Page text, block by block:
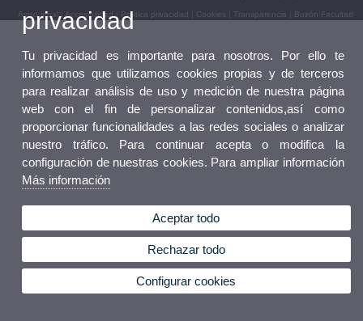
Aviso legal Accesibilidad Política privacidad Cookies Transparencia Buzón Facultad
privacidad
Tu privacidad es importante para nosotros. Por ello te
informamos que utilizamos cookies propias y de terceros
para realizar análisis de uso y medición de nuestra página
web con el fin de personalizar contenidos,así como
proporcionar funcionalidades a las redes sociales o analizar
nuestro tráfico. Para continuar acepta o modifica la
configuración de nuestras cookies. Para ampliar información
Más información
Aceptar todo
Rechazar todo
Configurar cookies